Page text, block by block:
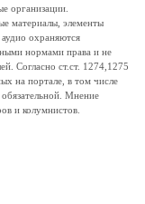
организации.
материалы, элементы
охраняются
нормами права и не
Согласно ст.ст. 1274,1275
на портале, в том числе
обязательной. Мнение
и колумнистов.